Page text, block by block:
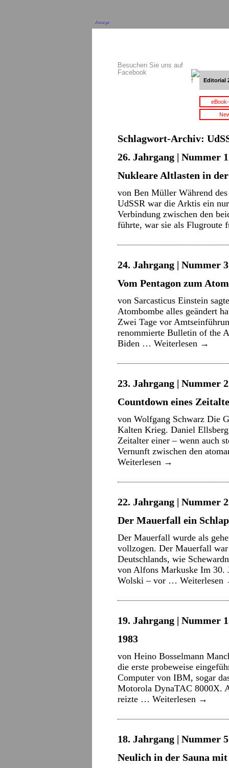
Anzeige
Besuchen Sie uns auf
Facebook
Editorial
Schlagwort-Archiv:
26. Jahrgang | Nummer
Nukleare Altlasten in
von Ben Müller Während
UdSSR war die Arktis ein
Verbindung zwischen den
führte, war sie als
24. Jahrgang | Nummer
Vom Pentagon zum
von Sarcasticus Einstein
Atombombe alles geändert
Zwei Tage vor
renommierte Bulletin of the
Biden … Weiterlesen →
23. Jahrgang | Nummer
Countdown eines
von Wolfgang Schwarz Die
Kalten Krieg. Daniel
Zeitalter einer – wenn auch
Vernunft zwischen den
Weiterlesen →
22. Jahrgang | Nummer
Der Mauerfall ein
Der Mauerfall wurde als
vollzogen. Der Mauerfall
Deutschlands, wie
von Alfons Markuske Im 30.
Wolski – vor … Weiterlesen
19. Jahrgang | Nummer
1983
von Heino Bosselmann
die erste probeweise
Computer von IBM, sogar
Motorola DynaTAC 8000X.
reizte … Weiterlesen →
18. Jahrgang | Nummer
Neulich in der Sauna